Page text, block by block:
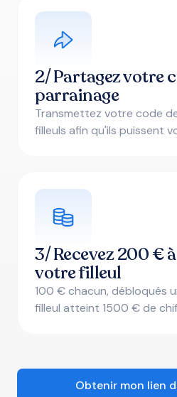
2/ Partagez votre
parrainage
Transmettez votre code
filleuls afin qu'ils puissent
3/ Recevez 200 €
votre filleul
100 € chacun, débloqués
filleul atteint 1500 € de
Obtenir mon lien